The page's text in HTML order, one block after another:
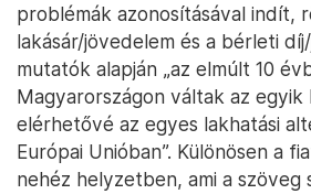
problémák azonosításával indít,
lakásár/jövedelem és a bérleti
mutatók alapján „az elmúlt 10
Magyarországon váltak az
elérhetővé az egyes lakhatási
Európai Unióban”. Különösen a
nehéz helyzetben, ami a szöveg